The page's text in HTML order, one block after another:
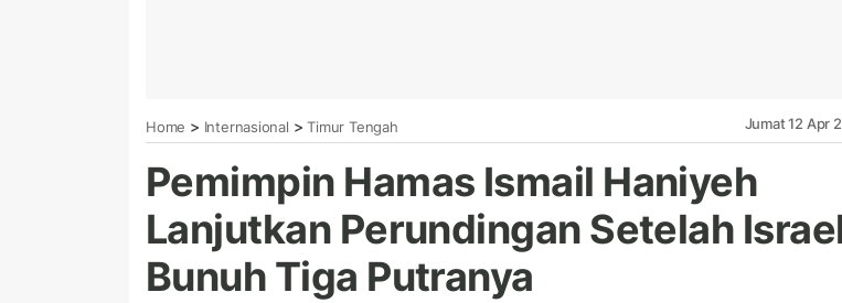
Home > Internasional > Timur Tengah Jumat 12 Apr
Pemimpin Hamas Ismail Haniyeh
Lanjutkan Perundingan Setelah
Bunuh Tiga Putranya